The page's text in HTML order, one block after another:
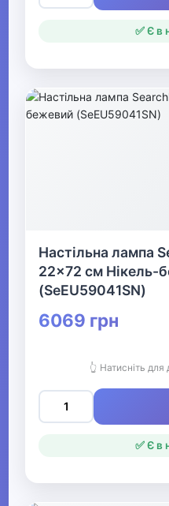
✅ Є в
Настільна лампа
22x72 см Нікель-
(SeEU59041SN)
6069 грн
👆 Натисніть для
✅ Є в